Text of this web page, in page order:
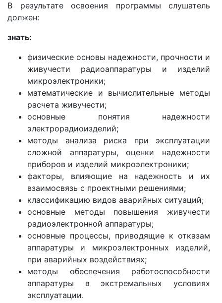
В результате освоения программы слушатель
должен:
знать:
физические основы надежности, прочности и
живучести радиоаппаратуры и изделий
микроэлектроники;
математические и вычислительные методы
расчета живучести;
основные понятия надежности
электрорадиоизделий;
методы анализа риска при эксплуатации
сложной аппаратуры, оценки надежности
приборов и изделий микроэлектроники;
факторы, влияющие на надежность и их
взаимосвязь с проектными решениями;
классификацию видов аварийных ситуаций;
основные методы повышения живучести
радиоэлектронной аппаратуры;
основные процессы, приводящие к отказам
аппаратуры и микроэлектронных изделий,
при аварийных воздействиях;
методы обеспечения работоспособности
аппаратуры в экстремальных условиях
эксплуатации.